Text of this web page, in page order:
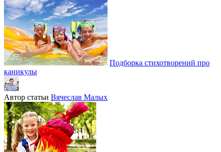
Подборка стихотворений про
каникулы
Автор статьи Вячеслав Малых